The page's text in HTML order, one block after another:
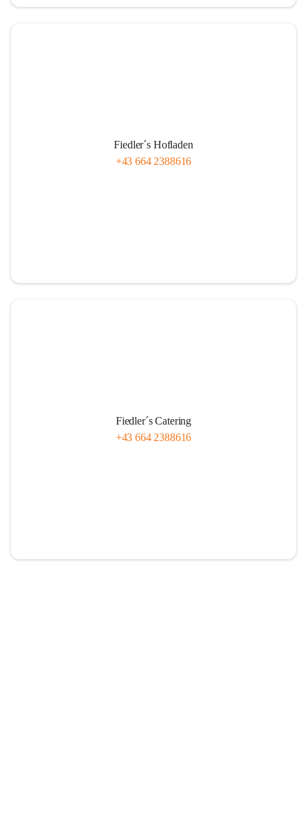
Fiedler´s Hofladen
+43 664 2388616
Fiedler´s Catering
+43 664 2388616